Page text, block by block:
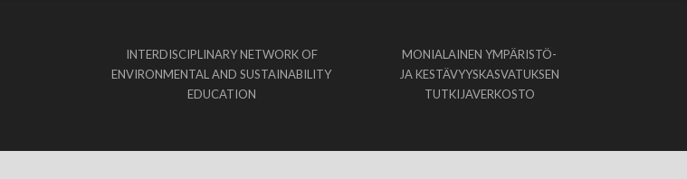
INTERDISCIPLINARY NETWORK OF
ENVIRONMENTAL AND SUSTAINABILITY
EDUCATION
MONIALAINEN YMPÄRISTÖ-
JA KESTÄVYYSKASVATUKSEN
TUTKIJAVERKOSTO